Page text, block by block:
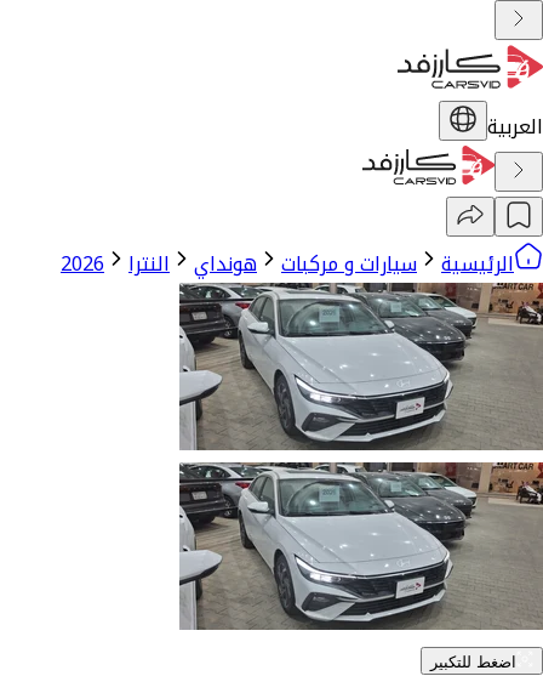
العربية
الرئيسية سيارات و مركبات هونداي النترا 2026
اضغط للتكبير